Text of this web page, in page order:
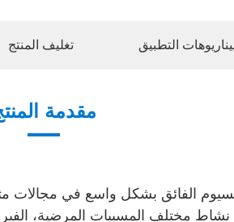
التطبيق تغليف المنتج
مقدمة
الفائق بشكل واسع في مجالات
نشاط مختلف المسببات المرضية،